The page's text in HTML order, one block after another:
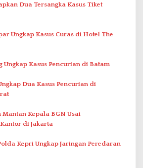
Dua Tersangka Kasus Tiket
Ungkap Kasus Curas di Hotel The
Ungkap Kasus Pencurian di Batam
Dua Kasus Pencurian di
Mantan Kepala BGN Usai
di Jakarta
Kepri Ungkap Jaringan Peredaran